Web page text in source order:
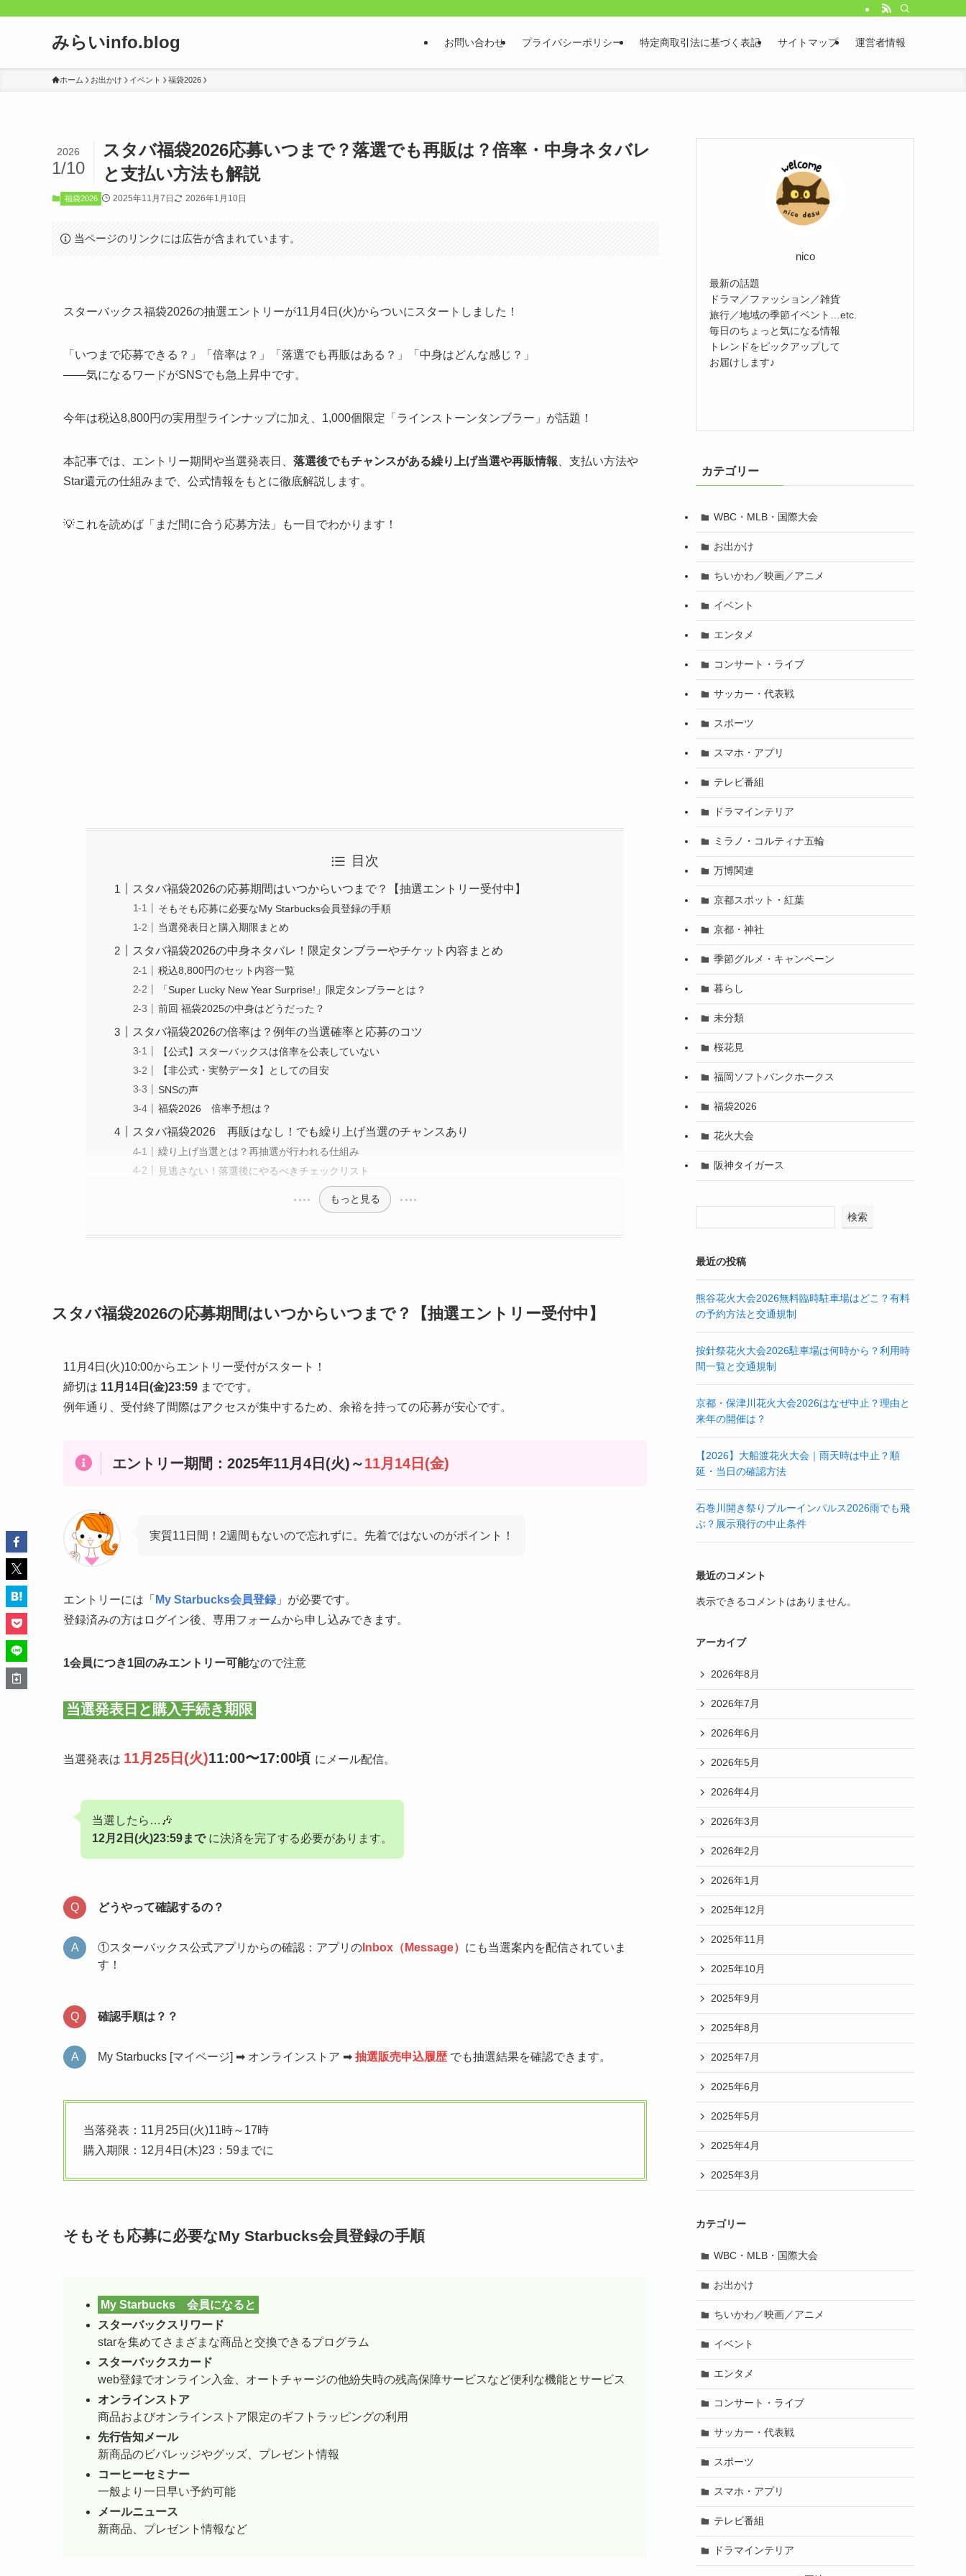
みらいinfo.blog お問い合わせ プライバシーポリシー 特定商取引法に基づく表記 サイトマップ 運営者情報
ホーム お出かけ イベント 福袋2026
スタバ福袋2026応募いつまで？落選でも再販は？倍率・中身ネタバレ
と支払い方法も解説
2026
1/10
福袋2026 2025年11月7日 2026年1月10日
当ページのリンクには広告が含まれています。
スターバックス福袋2026の抽選エントリーが11月4日(火)からついにスタートしました！
「いつまで応募できる？」「倍率は？」「落選でも再販はある？」「中身はどんな感じ？」
――気になるワードがSNSでも急上昇中です。
今年は税込8,800円の実用型ラインナップに加え、1,000個限定「ラインストーンタンブラー」が話題！
本記事では、エントリー期間や当選発表日、 落選後でもチャンスがある繰り上げ当選や再販情報 、支払い方法や
Star還元の仕組みまで、公式情報をもとに徹底解説します。
💡これを読めば「まだ間に合う応募方法」も一目でわかります！
目次
スタバ福袋2026の応募期間はいつからいつまで？【抽選エントリー受付中】
そもそも応募に必要なMy Starbucks会員登録の手順
当選発表日と購入期限まとめ
スタバ福袋2026の中身ネタバレ！限定タンブラーやチケット内容まとめ
税込8,800円のセット内容一覧
「Super Lucky New Year Surprise!」限定タンブラーとは？
前回 福袋2025の中身はどうだった？
スタバ福袋2026の倍率は？例年の当選確率と応募のコツ
【公式】スターバックスは倍率を公表していない
【非公式・実勢データ】としての目安
SNSの声
福袋2026 倍率予想は？
スタバ福袋2026 再販はなし！でも繰り上げ当選のチャンスあり
繰り上げ当選とは？再抽選が行われる仕組み
見逃さない！落選後にやるべきチェックリスト
もっと見る
スタバ福袋2026の応募期間はいつからいつまで？【抽選エントリー受付中】
11月4日(火)10:00からエントリー受付がスタート！
締切は 11月14日(金)23:59 までです。
例年通り、受付終了間際はアクセスが集中するため、余裕を持っての応募が安心です。
エントリー期間：2025年11月4日(火)～11月14日 (金)
実質11日間！2週間もないので忘れずに。先着ではないのがポイント！
エントリーには「 My Starbucks会員登録 」が必要です。
登録済みの方はログイン後、専用フォームから申し込みできます。
1会員につき1回のみエントリー可能なので注意
当選発表日と購入手続き期限
当選発表は 11月25日(火)11:00〜17:00頃 にメール配信。
当選したら…🎶
12月2日(火)23:59までに決済を完了する必要があります。
どうやって確認するの？
①スターバックス公式アプリからの確認：アプリの Inbox（Message） にも当選案内を配信されていま
す！
確認手順は？？
My Starbucks [マイページ] ➡ オンラインストア ➡ 抽選販売申込履歴 でも抽選結果を確認できます。
当落発表：11月25日(火)11時～17時
購入期限：12月4日(木)23：59までに
そもそも応募に必要なMy Starbucks会員登録の手順
My Starbucks 会員になると
スターバックスリワード
starを集めてさまざまな商品と交換できるプログラム
スターバックスカード
web登録でオンライン入金、オートチャージの他紛失時の残高保障サービスなど便利な機能とサービス
オンラインストア
商品およびオンラインストア限定のギフトラッピングの利用
先行告知メール
新商品のビバレッジやグッズ、プレゼント情報
コーヒーセミナー
一般より一日早い予約可能
メールニュース
新商品、プレゼント情報など
nico
最新の話題
ドラマ／ファッション／雑貨
旅行／地域の季節イベント…etc.
毎日のちょっと気になる情報
トレンドをピックアップして
お届けします♪
カテゴリー
WBC・MLB・国際大会
お出かけ
ちいかわ／映画／アニメ
イベント
エンタメ
コンサート・ライブ
サッカー・代表戦
スポーツ
スマホ・アプリ
テレビ番組
ドラマインテリア
ミラノ・コルティナ五輪
万博関連
京都スポット・紅葉
京都・神社
季節グルメ・キャンペーン
暮らし
未分類
桜花見
福岡ソフトバンクホークス
福袋2026
花火大会
阪神タイガース
検索
最近の投稿
熊谷花火大会2026無料臨時駐車場はどこ？有料
の予約方法と交通規制
按針祭花火大会2026駐車場は何時から？利用時
間一覧と交通規制
京都・保津川花火大会2026はなぜ中止？理由と
来年の開催は？
【2026】大船渡花火大会｜雨天時は中止？順
延・当日の確認方法
石巻川開き祭りブルーインパルス2026雨でも飛
ぶ？展示飛行の中止条件
最近のコメント
表示できるコメントはありません。
アーカイブ
2026年8月
2026年7月
2026年6月
2026年5月
2026年4月
2026年3月
2026年2月
2026年1月
2025年12月
2025年11月
2025年10月
2025年9月
2025年8月
2025年7月
2025年6月
2025年5月
2025年4月
2025年3月
カテゴリー
WBC・MLB・国際大会
お出かけ
ちいかわ／映画／アニメ
イベント
エンタメ
コンサート・ライブ
サッカー・代表戦
スポーツ
スマホ・アプリ
テレビ番組
ドラマインテリア